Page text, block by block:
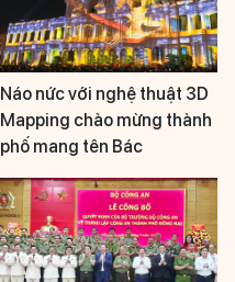
Náo nức với nghệ thuật 3D
Mapping chào mừng thành
phố mang tên Bác